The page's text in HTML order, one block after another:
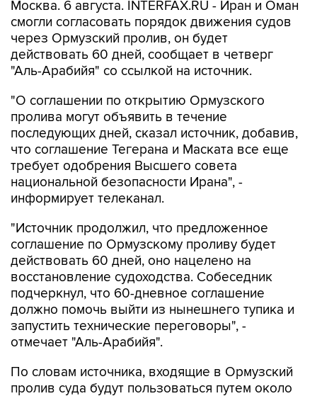
через Ормузский пролив, он будет
действовать 60 дней, сообщает в четверг
"Аль-Арабийя" со ссылкой на источник.
"О соглашении по открытию Ормузского
последующих дней, сказал источник, добавив,
что соглашение Тегерана и Маската все еще
требует одобрения Высшего совета
национальной безопасности Ирана", -
информирует телеканал.
"Источник продолжил, что предложенное
действовать 60 дней, оно нацелено на
восстановление судоходства. Собеседник
подчеркнул, что 60-дневное соглашение
должно помочь выйти из нынешнего тупика и
запустить технические переговоры", -
отмечает "Аль-Арабийя".
По словам источника, входящие в Ормузский
Ирана, покидающие - возле Омана.
Региональные государства также смогут